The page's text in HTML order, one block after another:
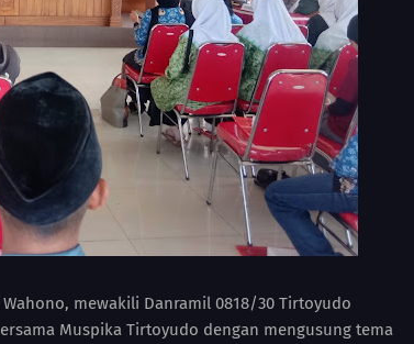
mewakili Danramil 0818/30 Tirtoyudo
Muspika Tirtoyudo dengan mengusung tema